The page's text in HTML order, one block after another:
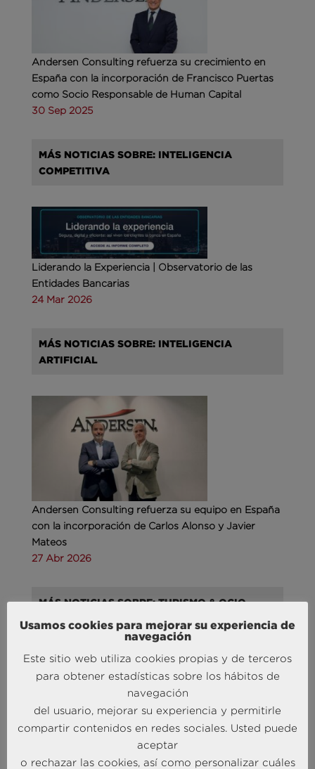
Andersen Consulting refuerza su crecimiento en
España con la incorporación de Francisco Puertas
como Socio Responsable de Human Capital
30 Sep 2025
MÁS NOTICIAS SOBRE: INTELIGENCIA
COMPETITIVA
Liderando la Experiencia | Observatorio de las
Entidades Bancarias
24 Mar 2026
MÁS NOTICIAS SOBRE: INTELIGENCIA
ARTIFICIAL
Andersen Consulting refuerza su equipo en España
con la incorporación de Carlos Alonso y Javier
Mateos
27 Abr 2026
MÁS NOTICIAS SOBRE: TURISMO & OCIO
Agencias de viajes: del mostrador al taller de
experiencias
Usamos cookies para mejorar su experiencia de
navegación
Este sitio web utiliza cookies propias y de terceros
para obtener estadísticas sobre los hábitos de
navegación
del usuario, mejorar su experiencia y permitirle
compartir contenidos en redes sociales. Usted puede
aceptar
o rechazar las cookies, así como personalizar cuáles